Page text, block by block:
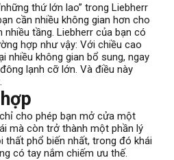
thứ lớn lao” trong Liebherr
cần nhiều không gian hơn cho
nhiều tầng. Liebherr của bạn có
hợp như vậy: Với chiều cao
nhiều không gian bổ sung, ngay
lạnh cỡ lớn. Và điều này
cho phép bạn mở cửa một
mà còn trở thành một phần lý
thất phổ biến nhất, trong đó khái
có tay nắm chiếm ưu thế.